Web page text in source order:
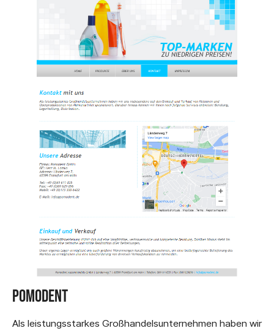
Pomodent
Als leistungsstarkes Großhandelsunternehmen haben wir